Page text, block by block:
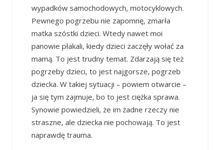
wypadków samochodowych, motocyklowych.
Pewnego pogrzebu nie zapomnę, zmarła
matka szóstki dzieci. Wtedy nawet moi
panowie płakali, kiedy dzieci zaczęły wołać za
mamą. To jest trudny temat. Zdarzają się też
pogrzeby dzieci, to jest najgorsze, pogrzeb
dziecka. W takiej sytuacji – powiem otwarcie –
ja się tym zajmuje, bo to jest ciężka sprawa.
Synowie powiedzieli, że im żadne rzeczy nie
straszne, ale dziecka nie pochowają. To jest
naprawdę trauma.